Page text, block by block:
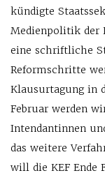
kündigte
Medienpolitik der
eine schriftliche
Reformschritte
Klausurtagung in
Februar werden
Intendantinnen
das weitere
will die KEF Ende